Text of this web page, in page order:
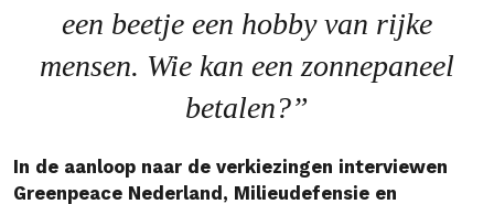
een beetje een hobby van rijke
mensen. Wie kan een zonnepaneel
betalen?”
In de aanloop naar de verkiezingen interviewen
Greenpeace Nederland, Milieudefensie en